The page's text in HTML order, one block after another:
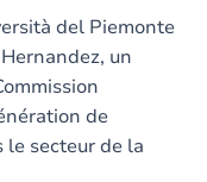
del Piemonte
un
de
secteur de la